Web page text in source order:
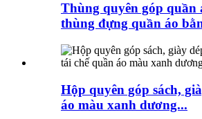
Thùng quyên góp quần
thùng đựng quần áo
Hộp quyên góp sách,
áo màu xanh dương...